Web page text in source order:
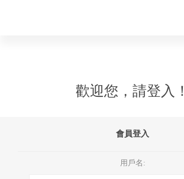
歡迎您，請登入！
會員登入
用戶名: